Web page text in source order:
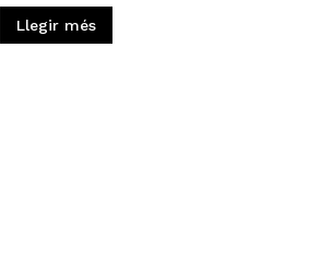
Llegir més